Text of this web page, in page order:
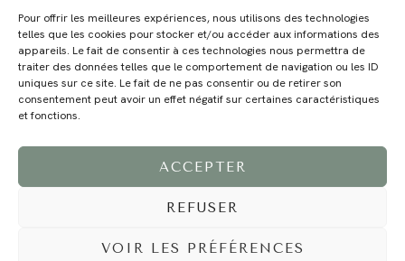
Pour offrir les meilleures expériences, nous utilisons des technologies
telles que les cookies pour stocker et/ou accéder aux informations des
appareils. Le fait de consentir à ces technologies nous permettra de
traiter des données telles que le comportement de navigation ou les ID
uniques sur ce site. Le fait de ne pas consentir ou de retirer son
consentement peut avoir un effet négatif sur certaines caractéristiques
et fonctions.
ACCEPTER
REFUSER
VOIR LES PRÉFÉRENCES
MAGALI